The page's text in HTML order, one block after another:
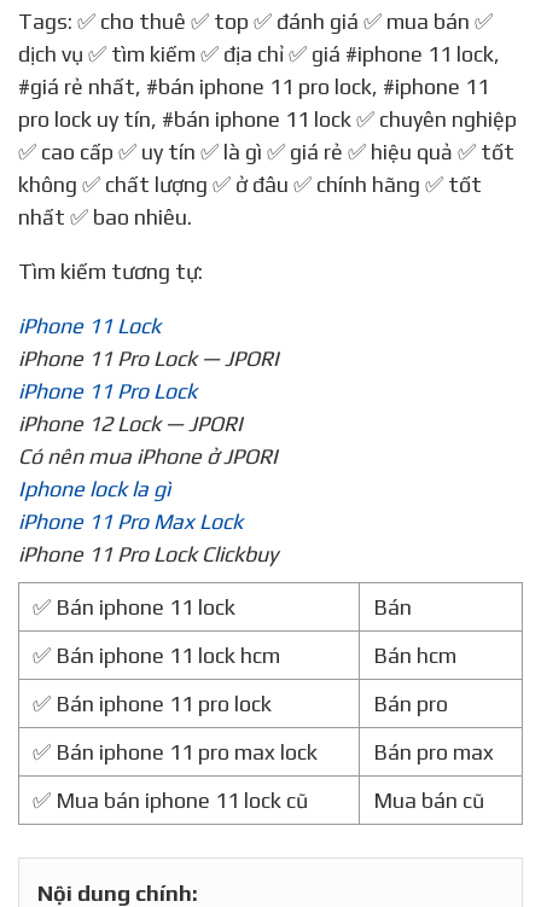
Tags: ✅ cho thuê ✅ top ✅ đánh giá ✅ mua bán ✅
dịch vụ ✅ tìm kiếm ✅ địa chỉ ✅ giá #iphone 11 lock,
#giá rẻ nhất, #bán iphone 11 pro lock, #iphone 11
pro lock uy tín, #bán iphone 11 lock✅ chuyên nghiệp
✅ cao cấp ✅ uy tín ✅ là gì ✅ giá rẻ ✅ hiệu quả ✅ tốt
không ✅ chất lượng ✅ ở đâu ✅ chính hãng ✅ tốt
nhất ✅ bao nhiêu.
Tìm kiếm tương tự:
iPhone 11 Lock
iPhone 11 Pro Lock — JPORI
iPhone 11 Pro Lock
iPhone 12 Lock — JPORI
Có nên mua iPhone ở JPORI
Iphone lock la gì
iPhone 11 Pro Max Lock
iPhone 11 Pro Lock Clickbuy
✅ Bán iphone 11 lock
Bán
✅ Bán iphone 11 lock hcm
Bán hcm
✅ Bán iphone 11 pro lock
Bán pro
✅ Bán iphone 11 pro max lock
Bán pro max
✅ Mua bán iphone 11 lock cũ
Mua bán cũ
Nội dung chính: